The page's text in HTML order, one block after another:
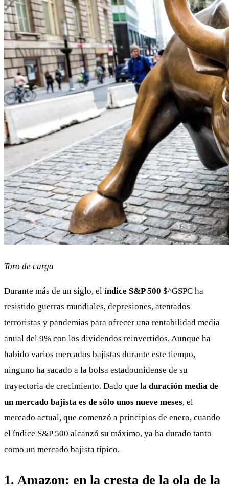
Toro de carga
Durante más de un siglo, el índice S&P 500 $^GSPC ha
resistido guerras mundiales, depresiones, atentados
terroristas y pandemias para ofrecer una rentabilidad media
anual del 9% con los dividendos reinvertidos. Aunque ha
habido varios mercados bajistas durante este tiempo,
ninguno ha sacado a la bolsa estadounidense de su
trayectoria de crecimiento. Dado que la duración media de
un mercado bajista es de sólo unos nueve meses, el
mercado actual, que comenzó a principios de enero, cuando
el índice S&P 500 alcanzó su máximo, ya ha durado tanto
como un mercado bajista típico.
1. Amazon: en la cresta de la ola de la